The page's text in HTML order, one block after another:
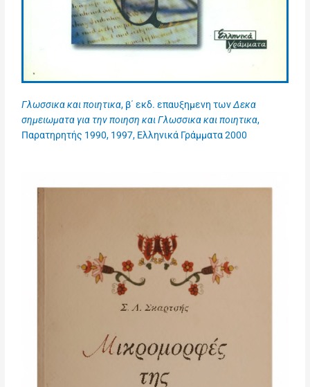
Γλωσσικα και ποιητικα, β΄ εκδ. επαυξημενη τωνΔεκα
σημειωματα για την ποιηση και Γλωσσικα και ποιητικα,
Παρατηρητής 1990, 1997, Ελληνικά Γράμματα 2000